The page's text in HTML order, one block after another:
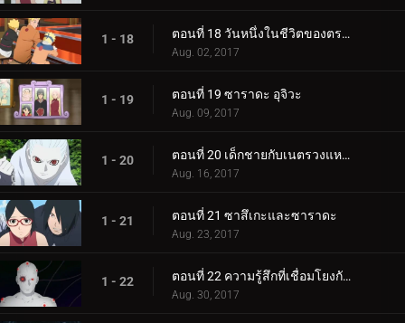
1 - 18 ตอนที่ 18 วันหนึ่งในชีวิตของตระกูลอุซึมากิ
Aug. 02, 2017
1 - 19 ตอนที่ 19 ซาราดะ อุจิวะ
Aug. 09, 2017
1 - 20 ตอนที่ 20 เด็กชายกับเนตรวงแหวน
Aug. 16, 2017
1 - 21 ตอนที่ 21 ซาสึเกะและซาราดะ
Aug. 23, 2017
1 - 22 ตอนที่ 22 ความรู้สึกที่เชื่อมโยงกัน
Aug. 30, 2017